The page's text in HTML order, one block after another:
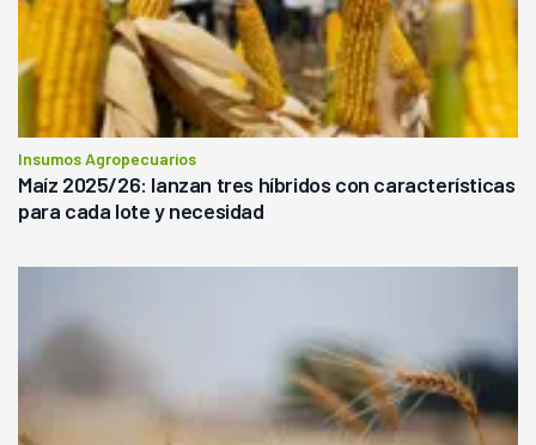
Insumos Agropecuarios
Maíz 2025/26: lanzan tres híbridos con características
para cada lote y necesidad